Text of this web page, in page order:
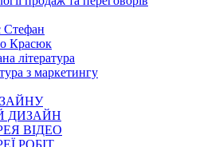
Красюк
література
з маркетингу
ДИЗАЙН
ВІДЕО
РОБІТ